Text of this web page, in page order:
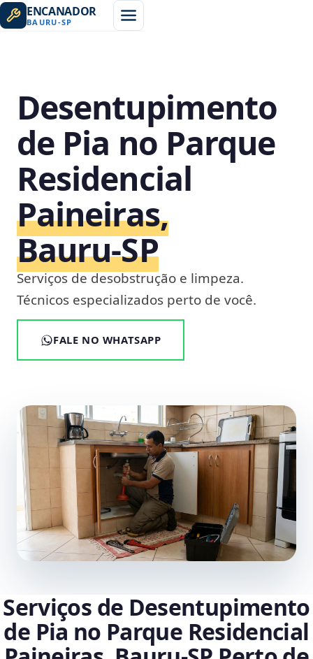
ENCANADOR
BAURU-SP
Desentupimento
de Pia no Parque
Residencial
Paineiras,
Bauru‑SP
Serviços de desobstrução e limpeza.
Técnicos especializados perto de você.
FALE NO WHATSAPP
Serviços de Desentupimento
de Pia no Parque Residencial